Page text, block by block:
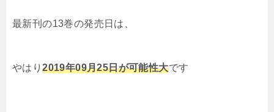
最新刊の13巻の発売日は、
やはり2019年09月25日が可能性大です